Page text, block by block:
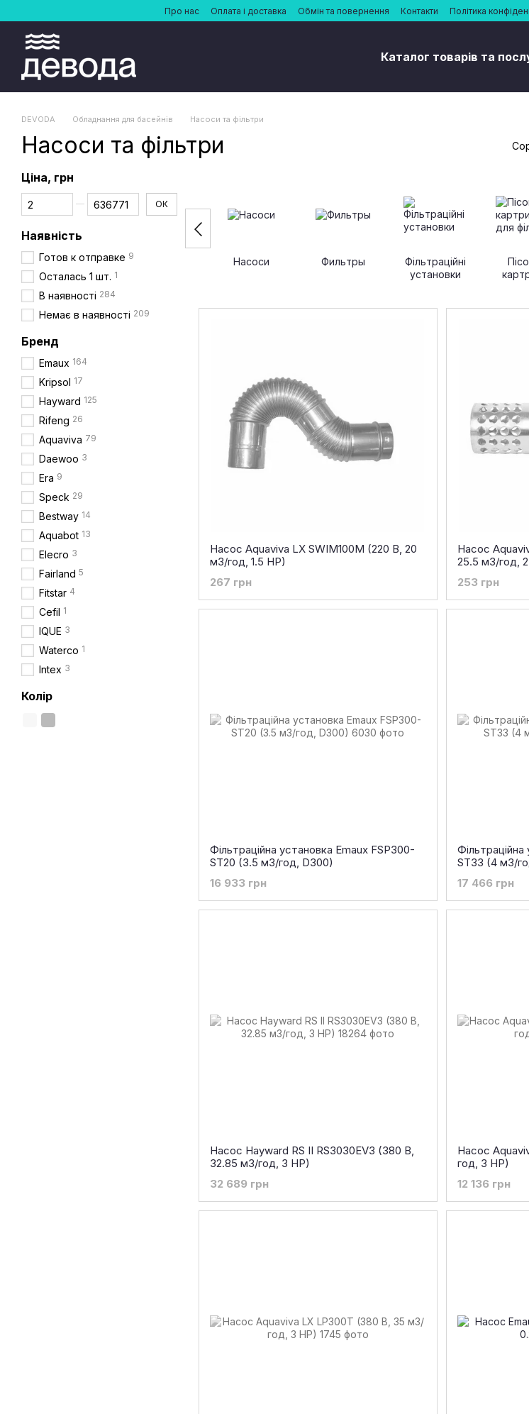
Перейти до основного контентуПро нас Оплата і доставка Обмін та повернення Контакти Політика
Каталог товарів та
DEVODA Обладнання для басейнів Насоси та фільтри
Насоси та фільтри
Насоси Фильтры
Фільтраційні
установки
Насос Aquaviva LX SWIM100M (220 В, 20
м3/год, 1.5 HP)
267 грн
Насос
25.5 м3/год,
253 грн
Фільтраційна установка Emaux FSP300-
ST20 (3.5 м3/год, D300)
16 933 грн
ST33 (4 м3/
17 466 грн
Насос Hayward RS II RS3030EV3 (380 В,
32.85 м3/год, 3 HP)
32 689 грн
Насос
год, 3 HP)
12 136 грн
Ціна, грн
Від Ціна, грн
До Ціна, грн ОК
Наявність
Готов к отправке 9
Осталась 1 шт. 1
В наявності 284
Немає в наявності 209
Бренд
Emaux 164
Kripsol 17
Hayward 125
Rifeng 26
Aquaviva 79
Daewoo 3
Era 9
Speck 29
Bestway 14
Aquabot 13
Elecro 3
Fairland 5
Fitstar 4
Cefil 1
IQUE 3
Waterco 1
Intex 3
Колір